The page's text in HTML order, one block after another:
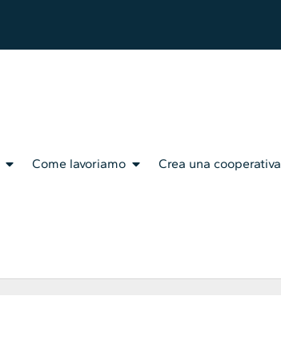
Come lavoriamo Crea una cooperativa